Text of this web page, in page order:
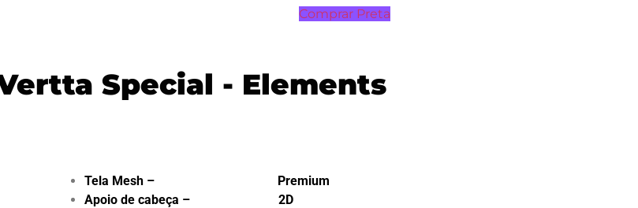
Comprar Preta
Special - Elements
Tela Mesh – Premium
Apoio de cabeça – 2D